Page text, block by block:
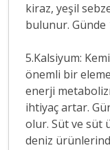
kiraz, yeşil
bulunur. Günde
5.Kalsiyum:
önemli bir
enerji
ihtiyaç artar.
olur. Süt ve süt
deniz